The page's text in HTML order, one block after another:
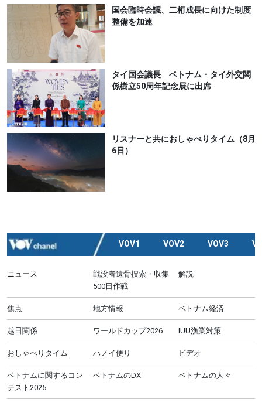
国会臨時会議、二桁成長に向けた制度
整備を加速
タイ国会議長 ベトナム・タイ外交関
係樹立50周年記念展に出席
リスナーと共におしゃべりタイム（8月
6日）
VOV1 VOV2 VOV3
ニュース
戦没者遺骨捜索・収集
500日作戦
解説
焦点 地方情報 ベトナム経済
越日関係 ワールドカップ2026 IUU漁業対策
おしゃべりタイム ハノイ便り ビデオ
ベトナムに関するコン
テスト2025
ベトナムのDX ベトナムの人々